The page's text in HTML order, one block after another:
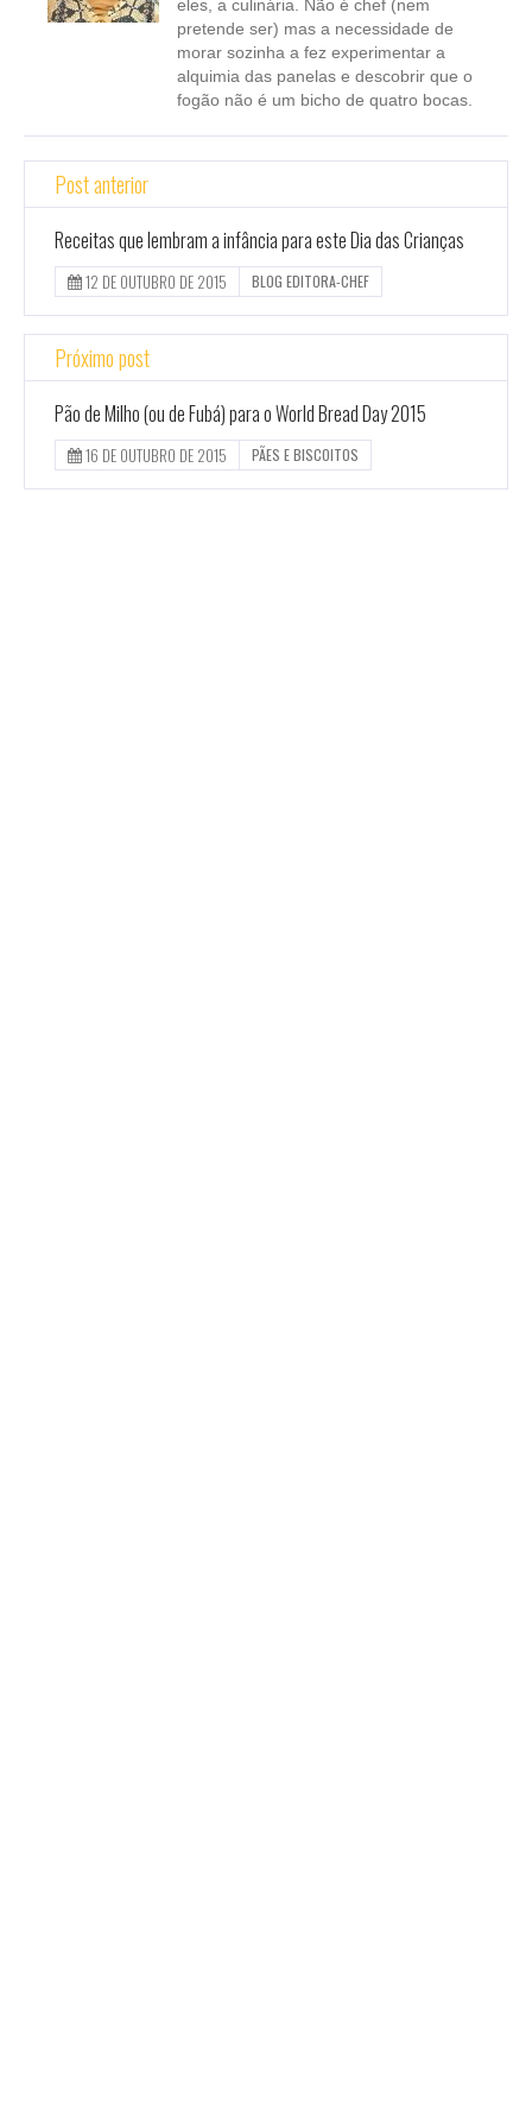
eles, a culinária. Não é chef (nem
pretende ser) mas a necessidade de
morar sozinha a fez experimentar a
alquimia das panelas e descobrir que o
fogão não é um bicho de quatro bocas.
Post anterior
Receitas que lembram a infância para este Dia das Crianças
12 DE OUTUBRO DE 2015 BLOG EDITORA-CHEF
Próximo post
Pão de Milho (ou de Fubá) para o World Bread Day 2015
16 DE OUTUBRO DE 2015 PÃES E BISCOITOS